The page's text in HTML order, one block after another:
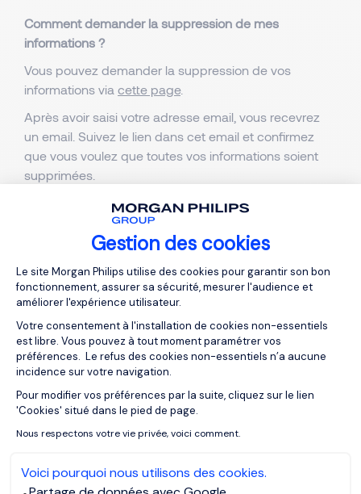
Gestion des cookies
Plateforme de Gestion du
Le site Morgan Philips utilise des cookies pour garantir son bon
fonctionnement, assurer sa sécurité, mesurer l'audience et
améliorer l'expérience utilisateur.
Votre consentement à l'installation de cookies non-essentiels
est libre. Vous pouvez à tout moment paramétrer vos
préférences. Le refus des cookies non-essentiels n’a aucune
incidence sur votre navigation.
Pour modifier vos préférences par la suite, cliquez sur le lien
'Cookies' situé dans le pied de page.
Nous respectons votre vie privée, voici comment.
Voici pourquoi nous utilisons des cookies.
Axeptio consent
Comment demander la suppression de mes
informations ?
Vous pouvez demander la suppression de vos
informations via cette page.
Après avoir saisi votre adresse email, vous recevrez
un email. Suivez le lien dans cet email et confirmez
que vous voulez que toutes vos informations soient
supprimées.
À PROPOS
Qui sommes-nous ?
Nos équipes